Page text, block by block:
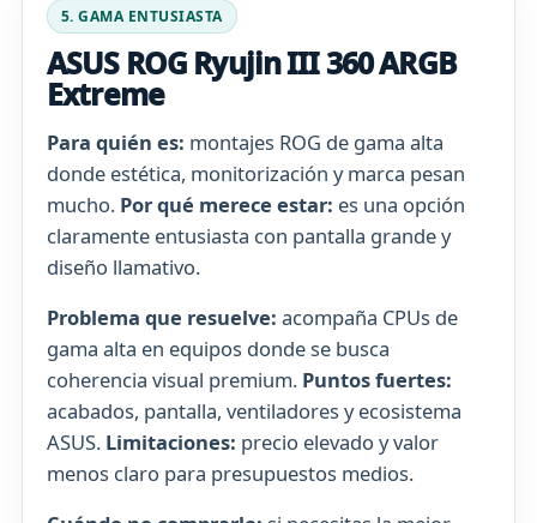
5. GAMA ENTUSIASTA
ASUS ROG Ryujin III 360 ARGB
Extreme
Para quién es: montajes ROG de gama alta
donde estética, monitorización y marca pesan
mucho. Por qué merece estar: es una opción
claramente entusiasta con pantalla grande y
diseño llamativo.
Problema que resuelve: acompaña CPUs de
gama alta en equipos donde se busca
coherencia visual premium. Puntos fuertes:
acabados, pantalla, ventiladores y ecosistema
ASUS. Limitaciones: precio elevado y valor
menos claro para presupuestos medios.